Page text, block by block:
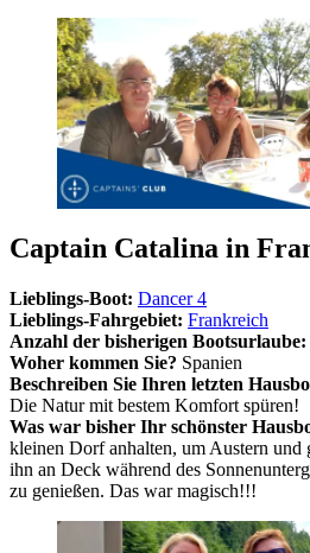
Captain Catalina in
Lieblings-Boot: Dancer 4
Lieblings-Fahrgebiet: Frankreich
Anzahl der bisherigen Bootsurlaube:
Woher kommen Sie? Spanien
Beschreiben Sie Ihren letzten
Die Natur mit bestem Komfort spüren!
Was war bisher Ihr schönster
kleinen Dorf anhalten, um Austern und
ihn an Deck während des
zu genießen. Das war magisch!!!